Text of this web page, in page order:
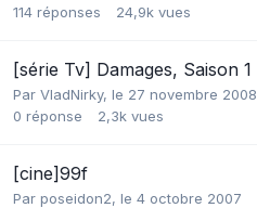
114 réponses 24,9k vues
[série Tv] Damages, Saison 1
Par VladNirky, le 27 novembre 2008
0 réponse 2,3k vues
[cine]99f
Par poseidon2, le 4 octobre 2007